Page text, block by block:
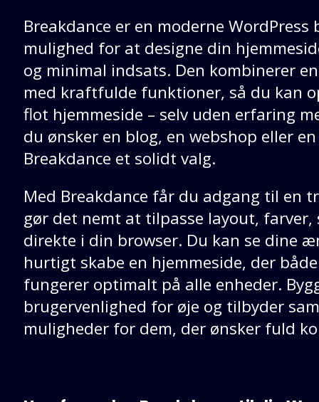
Breakdance er en moderne
mulighed for at designe din
og minimal indsats. Den kombinerer
med kraftfulde funktioner, så du kan
flot hjemmeside – selv uden erfaring
du ønsker en blog, en webshop eller
Breakdance et solidt valg.
Med Breakdance får du adgang til en
gør det nemt at tilpasse layout,
direkte i din browser. Du kan se dine
hurtigt skabe en hjemmeside, der
fungerer optimalt på alle enheder.
brugervenlighed for øje og tilbyder
muligheder for dem, der ønsker fuld